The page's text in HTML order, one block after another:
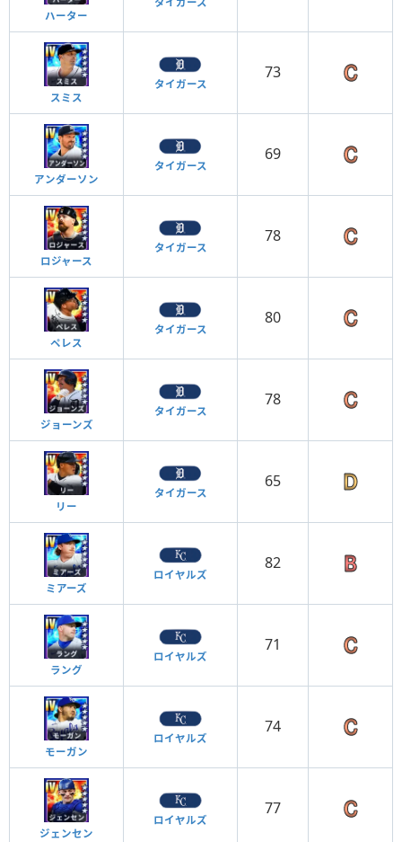
ハーター
スミス
タイガース
73
アンダーソン
タイガース
69
ロジャース
タイガース
78
ペレス
タイガース
80
ジョーンズ
タイガース
78
リー
タイガース
65
ミアーズ
ロイヤルズ
82
ラング
ロイヤルズ
71
モーガン
ロイヤルズ
74
ジェンセン
ロイヤルズ
77